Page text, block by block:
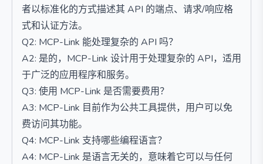
者以标准化的方式描述其 API 的端点、请求/响应格
式和认证方法。
Q2: MCP-Link 能处理复杂的 API 吗？
A2: 是的，MCP-Link 设计用于处理复杂的 API，适用
于广泛的应用程序和服务。
Q3: 使用 MCP-Link 是否需要费用？
A3: MCP-Link 目前作为公共工具提供，用户可以免
费访问其功能。
Q4: MCP-Link 支持哪些编程语言？
A4: MCP-Link 是语言无关的，意味着它可以与任何